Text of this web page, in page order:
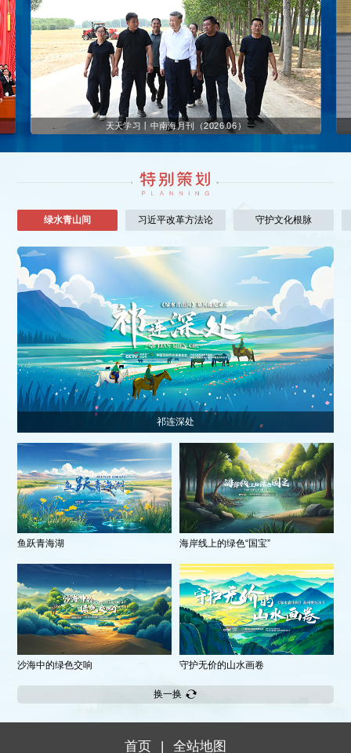
天天学习丨中南海月刊（2026.06）
绿水青山间 习近平改革方法论 守护文化根脉
祁连深处
鱼跃青海湖 海岸线上的绿色“国宝”
沙海中的绿色交响 守护无价的山水画卷
换一换
首页 全站地图